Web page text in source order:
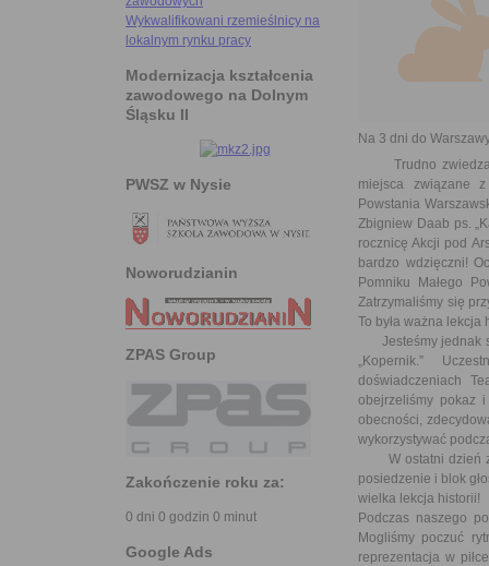
Wykwalifikowani rzemieślnicy na
lokalnym rynku pracy
Modernizacja kształcenia
zawodowego na Dolnym
Śląsku II
PWSZ w Nysie
Noworudzianin
ZPAS Group
Zakończenie roku za:
0 dni 0 godzin 0 minut
Google Ads
Na 3 dni do
Trudno zwiedzać
miejsca związane
Powstania
Zbigniew Daab ps.
rocznicę Akcji pod
bardzo wdzięczni!
Pomniku Małego
Zatrzymaliśmy się
To była ważna lekcja
Jesteśmy jednak
„Kopernik.”
doświadczeniach
obejrzeliśmy pokaz
obecności,
wykorzystywać
W ostatni dzień
posiedzenie i blok
wielka lekcja historii!
Podczas naszego
Mogliśmy poczuć
reprezentacja w